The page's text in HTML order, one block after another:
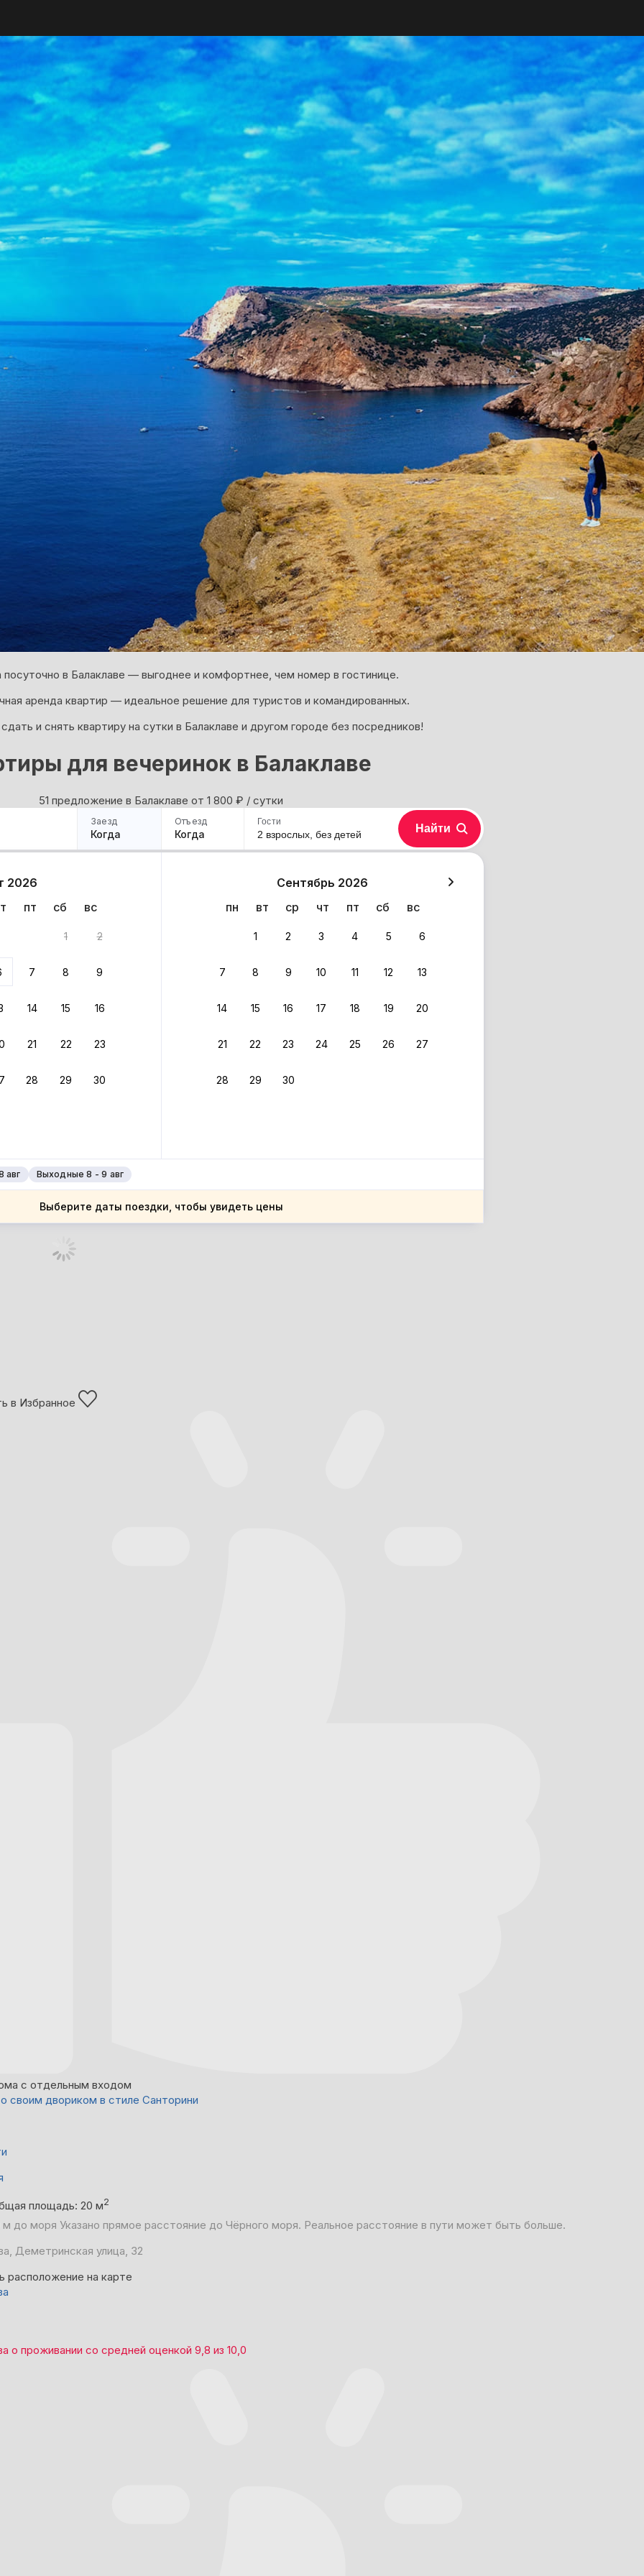
посуточно в Балаклаве — выгоднее и комфортнее, чем номер в гостинице.
аренда квартир — идеальное решение для туристов и командированных.
и снять квартиру на сутки в Балаклаве и другом городе без посредников!
для вечеринок в Балаклаве
51 предложение в Балаклаве oт 1 800 ₽ / сутки
Заезд
Когда
Отъезд
Когда
2026
пт сб вс
1 2
7 8 9
14 15 16
21 22 23
28 29 30
Сентябрь 2026
пн
вт ср чт пт сб вс
1 2 3 4 5 6
7 8 9 10 11 12 13
14 15 16 17 18 19 20
21 22 23 24 25 26 27
28 29 30
авг Выходные 8 - 9 авг
Выберите даты поездки, чтобы увидеть цены
Гости
2 взрослых, без детей Найти
в Избранное
с отдельным входом
своим двориком в стиле Санторини
площадь: 20 м2
м до моря Указано прямое расстояние до Чёрного моря. Реальное расстояние в пути может быть больше.
Деметринская улица, З2
расположение на карте
о проживании со средней оценкой 9,8 из 10,0